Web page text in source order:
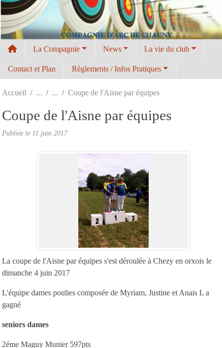
La Compagnie News La vie du club
Contact et Plan Règlements / Infos Pratiques
Accueil Coupe de l'Aisne par équipes
Coupe de l'Aisne par équipes
Publiée le 11 juin 2017
La coupe de l'Aisne par équipes s'est déroulée à Chezy en orxois le
dimanche 4 juin 2017
L'équipe dames poulies composée de Myriam, Justine et Anais L a
gagné
seniors dames
2éme Maguy Munier 597pts
Panneau de gestion des cookies